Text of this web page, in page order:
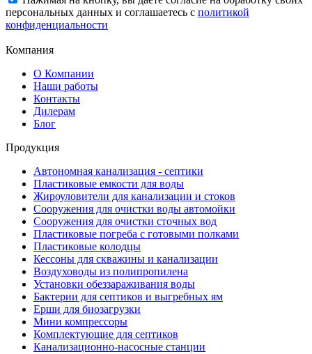
персональных данных и соглашаетесь с политикой
конфиденциальности
Компания
О Компании
Наши работы
Контакты
Дилерам
Блог
Продукция
Автономная канализация - септики
Пластиковые емкости для воды
Жироуловители для канализации и стоков
Сооружения для очистки воды автомойки
Сооружения для очистки сточных вод
Пластиковые погреба с готовыми полками
Пластиковые колодцы
Кессоны для скважины и канализации
Воздуховоды из полипропилена
Установки обеззараживания воды
Бактерии для септиков и выгребных ям
Ерши для биозагрузки
Мини компрессоры
Комплектующие для септиков
Канализационно-насосные станции